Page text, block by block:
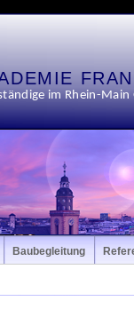
im Rhein-Main
Baubegleitung